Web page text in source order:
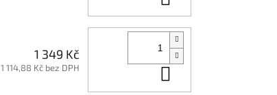
1 349 Kč
1 114,88 Kč bez DPH